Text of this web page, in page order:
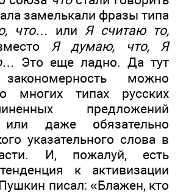
замелькали фразы типа
что… или Я считаю то,
Я думаю, что, Я
… Это еще ладно. Да тут
можно
многих типах русских
предложений
даже обязательно
указательного слова в
И, пожалуй, есть
к активизации
писал: «Блажен, кто